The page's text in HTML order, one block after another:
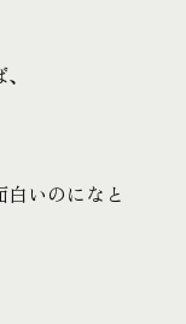
白いのになと